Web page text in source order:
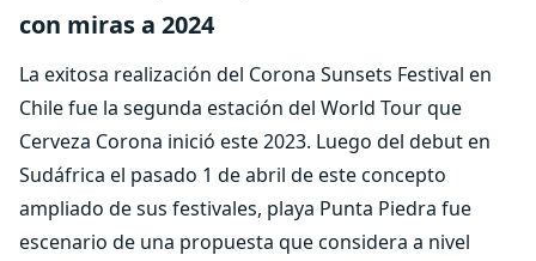
con miras a 2024
La exitosa realización del Corona Sunsets Festival en
Chile fue la segunda estación del World Tour que
Cerveza Corona inició este 2023. Luego del debut en
Sudáfrica el pasado 1 de abril de este concepto
ampliado de sus festivales, playa Punta Piedra fue
escenario de una propuesta que considera a nivel